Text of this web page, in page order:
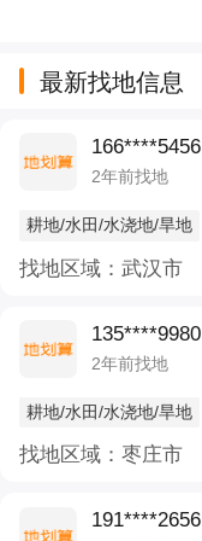
最新找地信息
166****5456
2年前找地
耕地/水田/水浇地/旱地
找地区域：武汉市
135****9980
2年前找地
耕地/水田/水浇地/旱地
找地区域：枣庄市
191****2656